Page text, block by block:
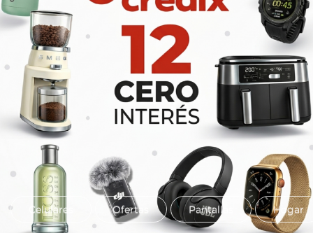
Celulares Ofertas Pantallas Hogar